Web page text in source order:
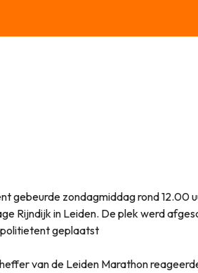
gebeurde zondagmiddag rond 12.00
Rijndijk in Leiden. De plek werd
geplaatst
van de Leiden Marathon